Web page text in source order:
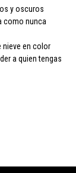
y oscuros
como nunca
nieve en color
a quien tengas